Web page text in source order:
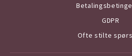
GDPR
Ofte stilte